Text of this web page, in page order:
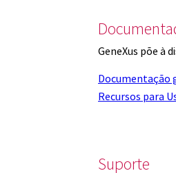
GeneXus põe à
Documentação
Recursos para
Suporte